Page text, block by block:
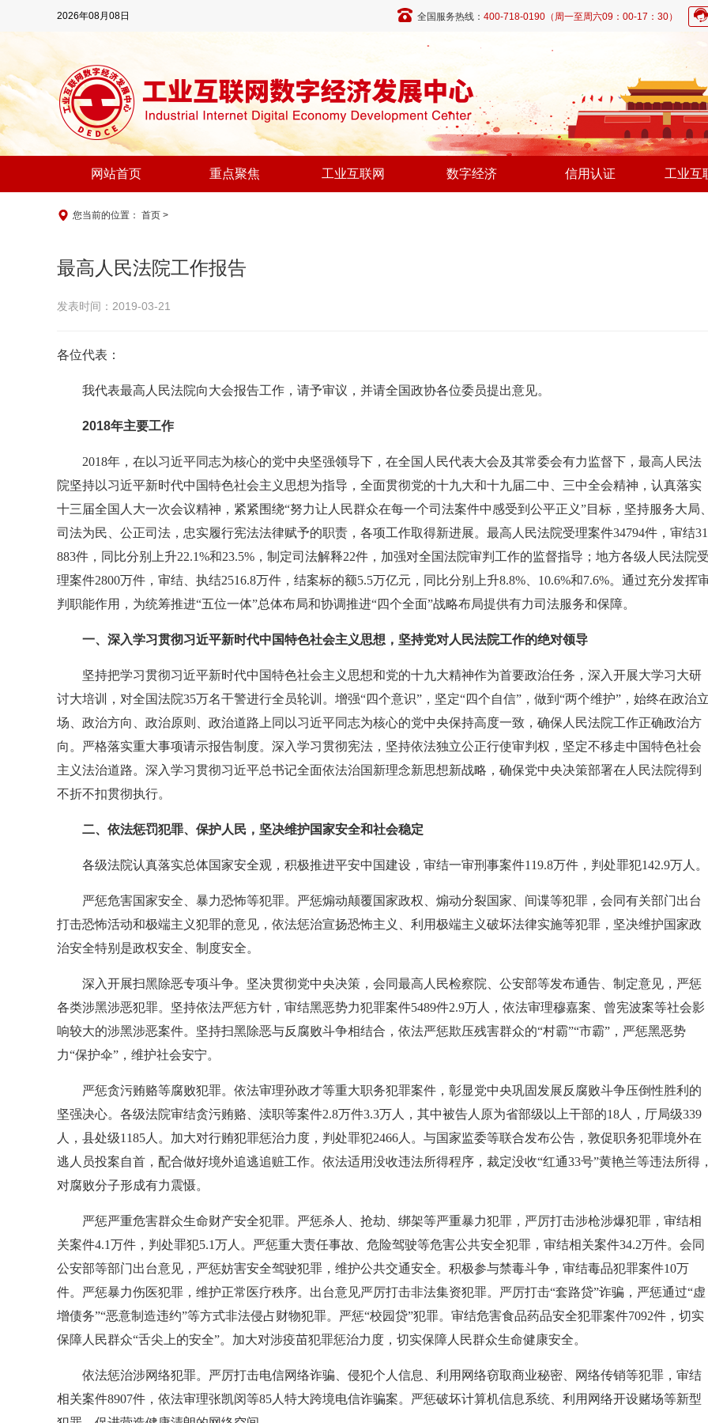
2026年08月08日 全国服务热线： 400-718-0190（周一至周六09：00-17：30）
网站首页 重点聚焦 工业互联网 数字经济 信用认证 工业互
您当前的位置： 首页 >
最高人民法院工作报告
发表时间：2019-03-21
各位代表：
我代表最高人民法院向大会报告工作，请予审议，并请全国政协各位委员提出意见。
2018年主要工作
2018年，在以习近平同志为核心的党中央坚强领导下，在全国人民代表大会及其常委会有力监督下，最高人民法
院坚持以习近平新时代中国特色社会主义思想为指导，全面贯彻党的十九大和十九届二中、三中全会精神，认真落实
十三届全国人大一次会议精神，紧紧围绕“努力让人民群众在每一个司法案件中感受到公平正义”目标，坚持服务大局
司法为民、公正司法，忠实履行宪法法律赋予的职责，各项工作取得新进展。最高人民法院受理案件34794件，审结31
883件，同比分别上升22.1%和23.5%，制定司法解释22件，加强对全国法院审判工作的监督指导；地方各级人民法院
理案件2800万件，审结、执结2516.8万件，结案标的额5.5万亿元，同比分别上升8.8%、10.6%和7.6%。通过充分发挥
判职能作用，为统筹推进“五位一体”总体布局和协调推进“四个全面”战略布局提供有力司法服务和保障。
一、深入学习贯彻习近平新时代中国特色社会主义思想，坚持党对人民法院工作的绝对领导
坚持把学习贯彻习近平新时代中国特色社会主义思想和党的十九大精神作为首要政治任务，深入开展大学习大研
讨大培训，对全国法院35万名干警进行全员轮训。增强“四个意识”，坚定“四个自信”，做到“两个维护”，始终在政治
场、政治方向、政治原则、政治道路上同以习近平同志为核心的党中央保持高度一致，确保人民法院工作正确政治方
向。严格落实重大事项请示报告制度。深入学习贯彻宪法，坚持依法独立公正行使审判权，坚定不移走中国特色社会
主义法治道路。深入学习贯彻习近平总书记全面依法治国新理念新思想新战略，确保党中央决策部署在人民法院得到
不折不扣贯彻执行。
二、依法惩罚犯罪、保护人民，坚决维护国家安全和社会稳定
各级法院认真落实总体国家安全观，积极推进平安中国建设，审结一审刑事案件119.8万件，判处罪犯142.9万人。
严惩危害国家安全、暴力恐怖等犯罪。严惩煽动颠覆国家政权、煽动分裂国家、间谍等犯罪，会同有关部门出台
打击恐怖活动和极端主义犯罪的意见，依法惩治宣扬恐怖主义、利用极端主义破坏法律实施等犯罪，坚决维护国家政
治安全特别是政权安全、制度安全。
深入开展扫黑除恶专项斗争。坚决贯彻党中央决策，会同最高人民检察院、公安部等发布通告、制定意见，严惩
各类涉黑涉恶犯罪。坚持依法严惩方针，审结黑恶势力犯罪案件5489件2.9万人，依法审理穆嘉案、曾宪波案等社会影
响较大的涉黑涉恶案件。坚持扫黑除恶与反腐败斗争相结合，依法严惩欺压残害群众的“村霸”“市霸”，严惩黑恶势
力“保护伞”，维护社会安宁。
严惩贪污贿赂等腐败犯罪。依法审理孙政才等重大职务犯罪案件，彰显党中央巩固发展反腐败斗争压倒性胜利的
坚强决心。各级法院审结贪污贿赂、渎职等案件2.8万件3.3万人，其中被告人原为省部级以上干部的18人，厅局级339
人，县处级1185人。加大对行贿犯罪惩治力度，判处罪犯2466人。与国家监委等联合发布公告，敦促职务犯罪境外在
逃人员投案自首，配合做好境外追逃追赃工作。依法适用没收违法所得程序，裁定没收“红通33号”黄艳兰等违法所得
对腐败分子形成有力震慑。
严惩严重危害群众生命财产安全犯罪。严惩杀人、抢劫、绑架等严重暴力犯罪，严厉打击涉枪涉爆犯罪，审结相
关案件4.1万件，判处罪犯5.1万人。严惩重大责任事故、危险驾驶等危害公共安全犯罪，审结相关案件34.2万件。会同
公安部等部门出台意见，严惩妨害安全驾驶犯罪，维护公共交通安全。积极参与禁毒斗争，审结毒品犯罪案件10万
件。严惩暴力伤医犯罪，维护正常医疗秩序。出台意见严厉打击非法集资犯罪。严厉打击“套路贷”诈骗，严惩通过“虚
增债务”“恶意制造违约”等方式非法侵占财物犯罪。严惩“校园贷”犯罪。审结危害食品药品安全犯罪案件7092件，切实
保障人民群众“舌尖上的安全”。加大对涉疫苗犯罪惩治力度，切实保障人民群众生命健康安全。
依法惩治涉网络犯罪。严厉打击电信网络诈骗、侵犯个人信息、利用网络窃取商业秘密、网络传销等犯罪，审结
相关案件8907件，依法审理张凯闵等85人特大跨境电信诈骗案。严惩破坏计算机信息系统、利用网络开设赌场等新型